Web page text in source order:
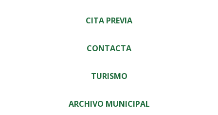
CITA PREVIA
CONTACTA
TURISMO
ARCHIVO MUNICIPAL